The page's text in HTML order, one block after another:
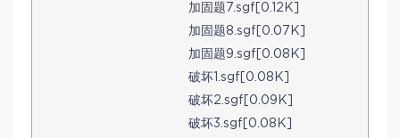
加固题7.sgf[0.12K]
加固题8.sgf[0.07K]
加固题9.sgf[0.08K]
破坏1.sgf[0.08K]
破坏2.sgf[0.09K]
破坏3.sgf[0.08K]